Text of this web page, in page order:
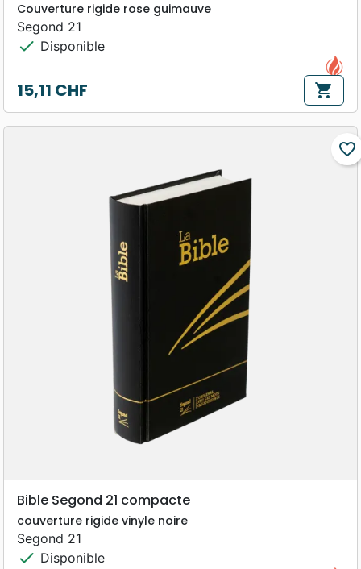
Couverture rigide rose guimauve
Segond 21
check Disponible
Prix
15,11 CHF shopping_cart
favorite_border
Bible Segond 21 compacte
couverture rigide vinyle noire
Segond 21
check Disponible